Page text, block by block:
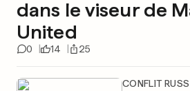
dans le viseur de
United
0 14 25
CONFLIT